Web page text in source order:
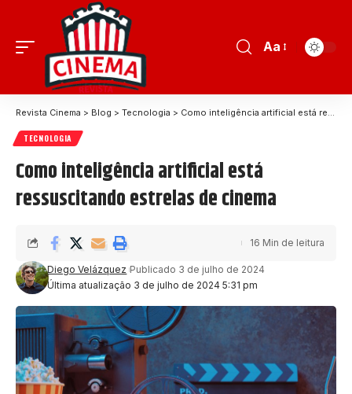
Aa
Revista Cinema > Blog > Tecnologia > Como inteligência artificial está ressuscitando estrelas de cinema
TECNOLOGIA
Como inteligência artificial está
ressuscitando estrelas de cinema
Última atualização 3 de julho de 2024 5:31 pm
Diego Velázquez Publicado 3 de julho de 2024
16 Min de leitura